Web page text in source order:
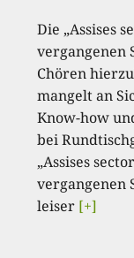
Die „Assises
vergangenen
Chören
mangelt an
Know-how
bei
„Assises
vergangenen
leiser [+]